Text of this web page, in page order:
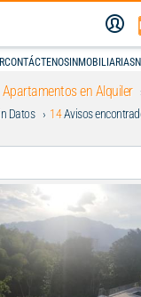
CONTÁCTENOS INMOBILIARIAS
Apartamentos en Alquiler
Datos 14Avisos